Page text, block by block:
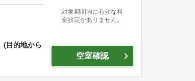
目的地から
対象期間内に有効な料
金設定がありません。
空室確認